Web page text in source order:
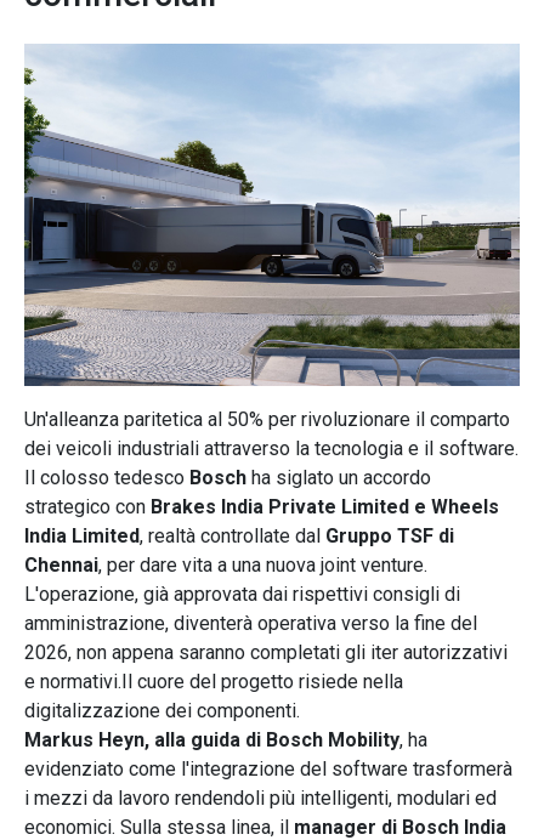
Un'alleanza paritetica al 50% per rivoluzionare il comparto
dei veicoli industriali attraverso la tecnologia e il software.
Il colosso tedesco Bosch ha siglato un accordo
strategico con Brakes India Private Limited e Wheels
India Limited, realtà controllate dal Gruppo TSF di
Chennai, per dare vita a una nuova joint venture.
L'operazione, già approvata dai rispettivi consigli di
amministrazione, diventerà operativa verso la fine del
2026, non appena saranno completati gli iter autorizzativi
e normativi.Il cuore del progetto risiede nella
digitalizzazione dei componenti.
Markus Heyn, alla guida di Bosch Mobility, ha
evidenziato come l'integrazione del software trasformerà
i mezzi da lavoro rendendoli più intelligenti, modulari ed
economici. Sulla stessa linea, il manager di Bosch India